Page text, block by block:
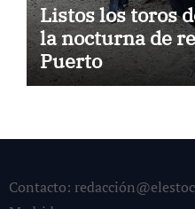
Listos los toros
la nocturna de
Puerto
Contacto: